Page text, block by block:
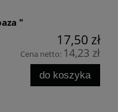
"
17,50 zł
Cena netto: 14,23 zł
do koszyka